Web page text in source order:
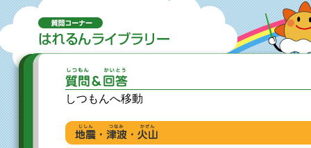
しつもんへ移動